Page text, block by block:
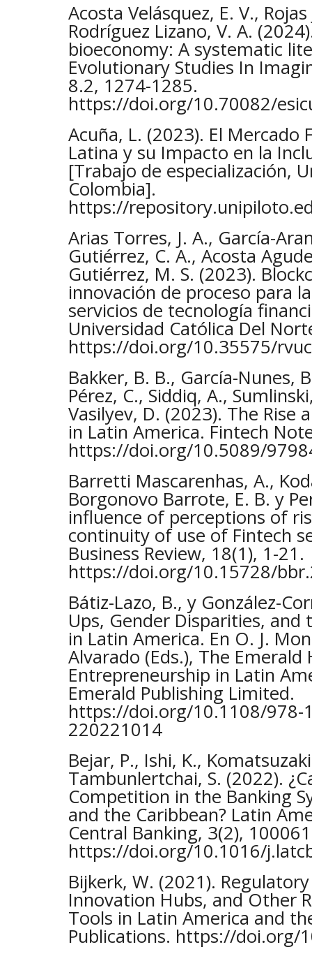
Acosta Velásquez, E. V.,
Rodríguez Lizano, V. A.
bioeconomy: A systematic
Evolutionary Studies In
8.2, 1274-1285.
https://doi.org/10.70082/
Acuña, L. (2023). El Mercado
Latina y su Impacto en la
[Trabajo de especialización,
Colombia].
https://
Arias Torres, J. A., García-
Gutiérrez, C. A., Acosta
Gutiérrez, M. S. (2023).
innovación de proceso para
servicios de tecnología
Universidad Católica Del
https://doi.org/10.35575/
Bakker, B. B., García-Nunes,
Pérez, C., Siddiq, A.,
Vasilyev, D. (2023). The Rise
in Latin America. Fintech
https://doi.org/10.5089/
Barretti Mascarenhas, A.,
Borgonovo Barrote, E. B. y
influence of perceptions of
continuity of use of Fintech
Business Review, 18(1), 1-21.
https://doi.org/10.15728/
Bátiz-Lazo, B., y González-
Ups, Gender Disparities, and
in Latin America. En O. J.
Alvarado (Eds.), The
Entrepreneurship in Latin
Emerald Publishing Limited.
https://doi.org/10.1108/978-
220221014
Bejar, P., Ishi, K.,
Tambunlertchai, S. (2022).
Competition in the Banking
and the Caribbean? Latin
Central Banking, 3(2),
https://doi.org/10.1016/
Bijkerk, W. (2021).
Innovation Hubs, and Other
Tools in Latin America and
Publications. https://doi.org/